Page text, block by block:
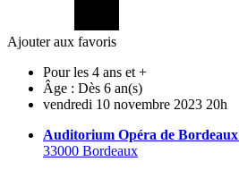
Ajouter aux favoris
Pour les 4 ans et +
Âge : Dès 6 an(s)
vendredi 10 novembre 2023 20h
Auditorium Opéra de Bordeaux
33000 Bordeaux